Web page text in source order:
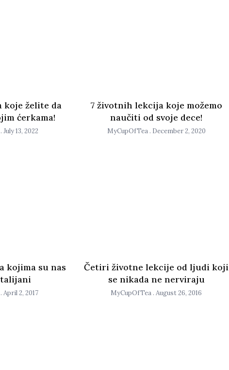
koje želite da
ćerkama!
July 13, 2022
7 životnih lekcija koje možemo
naučiti od svoje dece!
MyCupOfTea December 2, 2020
kojima su nas
April 2, 2017
Četiri životne lekcije od ljudi koji
se nikada ne nerviraju
MyCupOfTea August 26, 2016